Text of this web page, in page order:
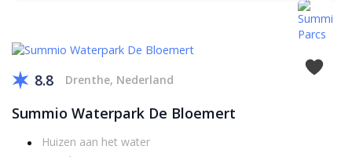
8.8 Drenthe, Nederland
Summio Waterpark De Bloemert
Huizen aan het water